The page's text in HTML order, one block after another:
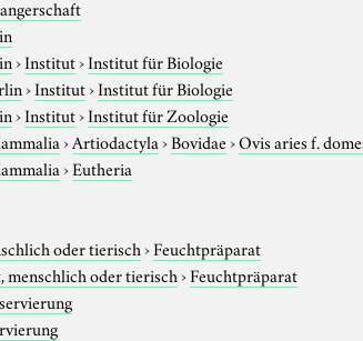
›Institut›Institut für Biologie
›Institut›Institut für Biologie
›Institut›Institut für Zoologie
›Artiodactyla›Bovidae›Ovis aries f.
›Eutheria
oder tierisch›Feuchtpräparat
menschlich oder tierisch›Feuchtpräparat